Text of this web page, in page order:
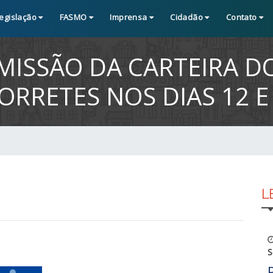
FASMO Imprensa Cidadão Contato
DA CARTEIRA
NOS DIAS 12